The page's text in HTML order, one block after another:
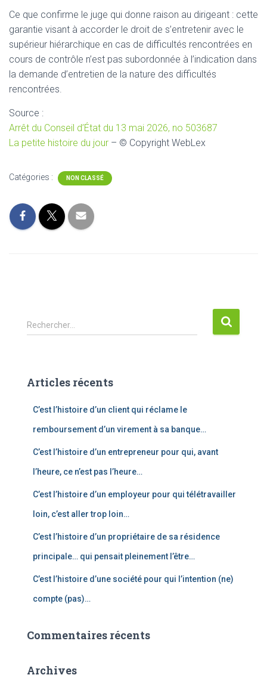
Ce que confirme le juge qui donne raison au dirigeant : cette
garantie visant à accorder le droit de s’entretenir avec le
supérieur hiérarchique en cas de difficultés rencontrées en
cours de contrôle n’est pas subordonnée à l’indication dans
la demande d’entretien de la nature des difficultés
rencontrées.
Source :
Arrêt du Conseil d’État du 13 mai 2026, no 503687
La petite histoire du jour – © Copyright WebLex
Catégories : NON CLASSÉ
R
e
r
Rechercher…
Articles récents
C’est l’histoire d’un client qui réclame le
remboursement d’un virement à sa banque…
C’est l’histoire d’un entrepreneur pour qui, avant
l’heure, ce n’est pas l’heure…
C’est l’histoire d’un employeur pour qui télétravailler
loin, c’est aller trop loin…
C’est l’histoire d’un propriétaire de sa résidence
principale… qui pensait pleinement l’être…
C’est l’histoire d’une société pour qui l’intention (ne)
compte (pas)…
Commentaires récents
Archives